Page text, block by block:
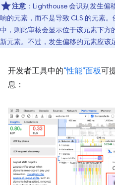
注意 ：Lighthouse 会识别发生
响的元素，而不是导致 CLS 的元素。
中，则此审核会显示位于该元素下方
新元素。不过，发生偏移的元素应该
开发者工具中的“性能”面板可
息：